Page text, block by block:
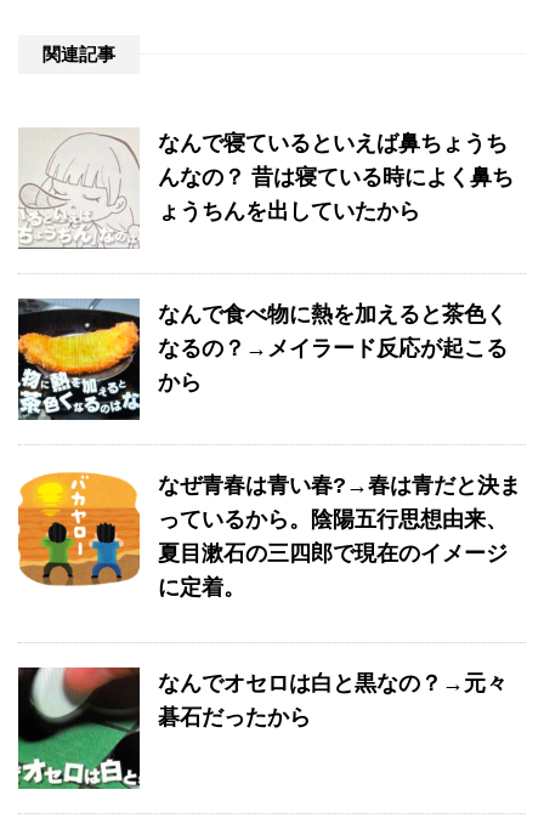
関連記事
なんで寝ているといえば鼻ちょうち
んなの？ 昔は寝ている時によく鼻ち
ょうちんを出していたから
なんで食べ物に熱を加えると茶色く
なるの？→メイラード反応が起こる
から
なぜ青春は青い春?→春は青だと決ま
っているから。陰陽五行思想由来、
夏目漱石の三四郎で現在のイメージ
に定着。
なんでオセロは白と黒なの？→元々
碁石だったから